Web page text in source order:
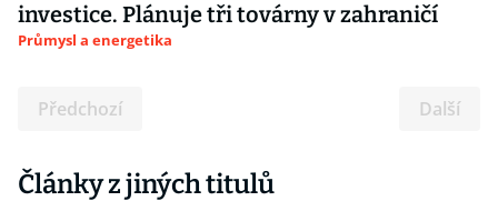
investice. Plánuje tři továrny v zahraničí
Průmysl a energetika
Předchozí Další
Články z jiných titulů